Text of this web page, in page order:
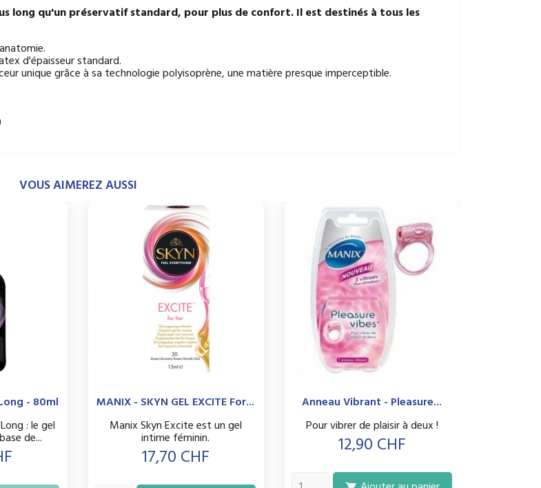
long qu'un préservatif standard, pour plus de confort. Il est destinés à tous les
d'épaisseur standard.
unique grâce à sa technologie polyisoprène, une matière presque imperceptible.
VOUS AIMEREZ AUSSI
- 80ml
: le gel
de...
MANIX - SKYN GEL EXCITE For...
Manix Skyn Excite est un gel
intime féminin.
Prix
17,70 CHF
Anneau Vibrant - Pleasure...
Pour vibrer de plaisir à deux !
Prix
12,90 CHF